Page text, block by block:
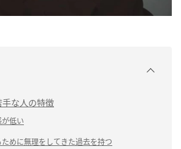
な人の特徴
が低い
ために無理をしてきた過去を持つ